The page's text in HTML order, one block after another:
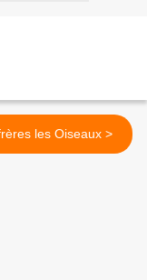
Mes frères les Oiseaux >